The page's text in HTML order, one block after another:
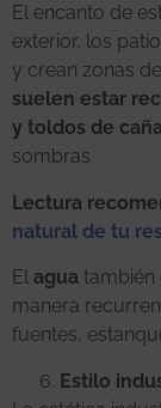
El encanto de
exterior, los
y crean zonas
suelen estar
y toldos de
sombras
Lectura
natural de tu
El agua también
manera
fuentes,
Estilo